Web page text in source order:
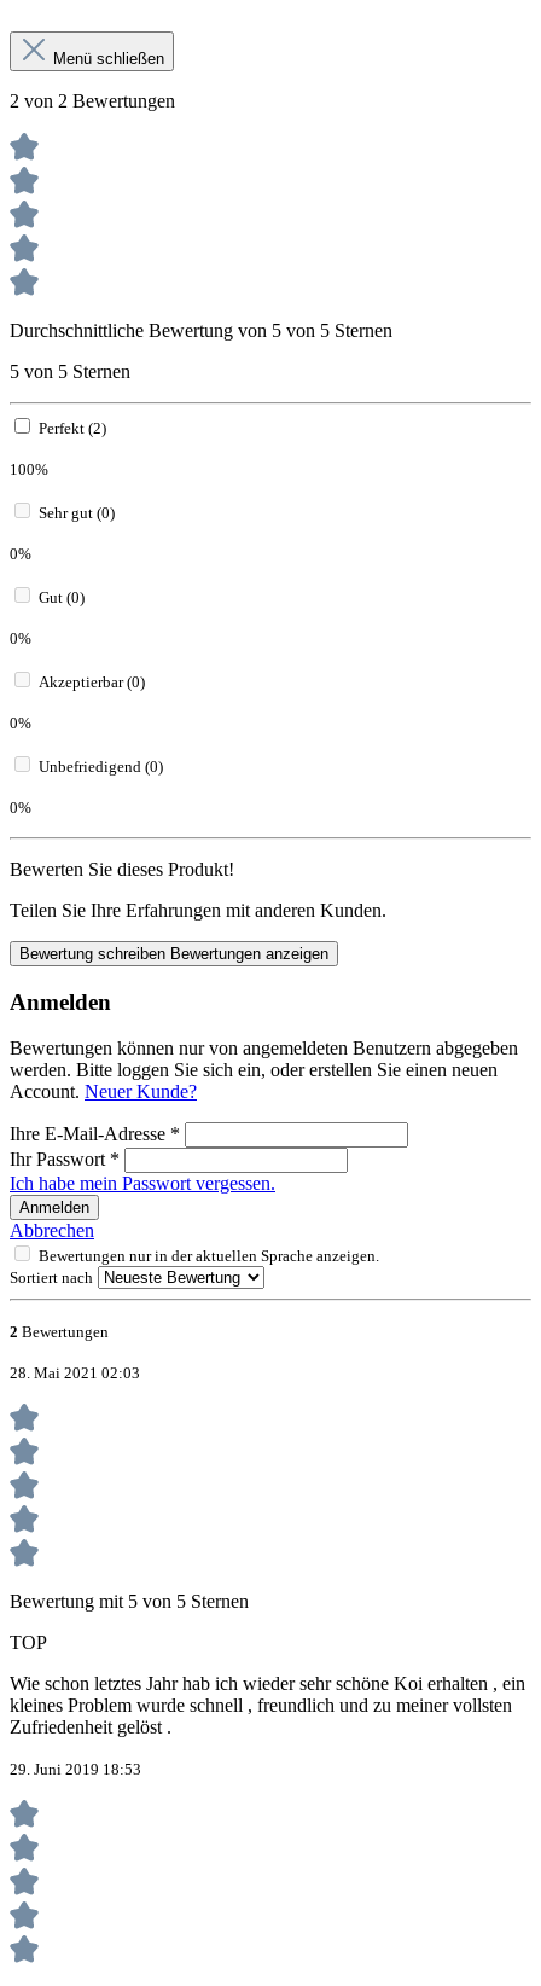
Menü schließen
2 von 2 Bewertungen
Durchschnittliche Bewertung von 5 von 5 Sternen
5 von 5 Sternen
Perfekt (2)
100%
Sehr gut (0)
0%
Gut (0)
0%
Akzeptierbar (0)
0%
Unbefriedigend (0)
0%
Bewerten Sie dieses Produkt!
Teilen Sie Ihre Erfahrungen mit anderen Kunden.
Bewertung schreiben Bewertungen anzeigen
Anmelden
Bewertungen können nur von angemeldeten Benutzern abgegeben
werden. Bitte loggen Sie sich ein, oder erstellen Sie einen neuen
Account. Neuer Kunde?
Ihre E-Mail-Adresse *
Ihr Passwort *
Ich habe mein Passwort vergessen.
Anmelden
Abbrechen
Bewertungen nur in der aktuellen Sprache anzeigen.
Sortiert nach
2 Bewertungen
28. Mai 2021 02:03
Bewertung mit 5 von 5 Sternen
TOP
Wie schon letztes Jahr hab ich wieder sehr schöne Koi erhalten , ein
kleines Problem wurde schnell , freundlich und zu meiner vollsten
Zufriedenheit gelöst .
29. Juni 2019 18:53